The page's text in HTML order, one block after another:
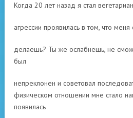
Когда 20 лет назад я стал
агрессии проявилась в том, что меня
делаешь? Ты же ослабнешь, не
был
непреклонен и советовал
физическом отношении мне стало
появилась